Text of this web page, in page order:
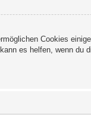
Cookies
es helfen, wenn du